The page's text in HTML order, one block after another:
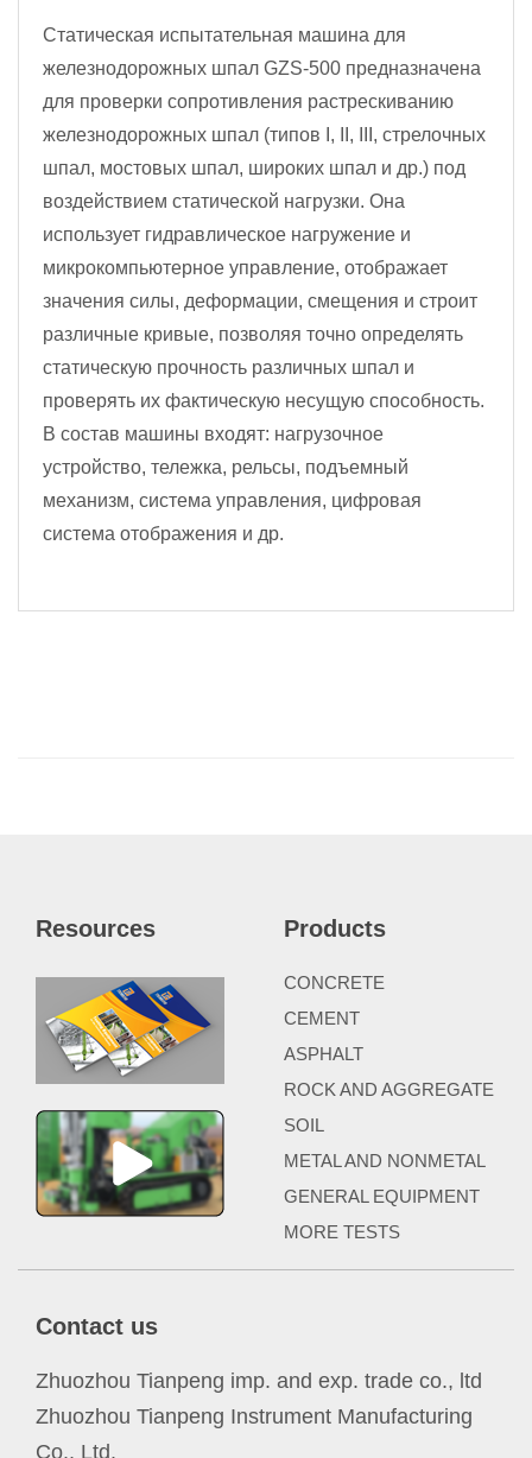
Статическая испытательная машина для
железнодорожных шпал GZS-500 предназначена
для проверки сопротивления растрескиванию
железнодорожных шпал (типов I, II, III, стрелочных
шпал, мостовых шпал, широких шпал и др.) под
воздействием статической нагрузки. Она
использует гидравлическое нагружение и
микрокомпьютерное управление, отображает
значения силы, деформации, смещения и строит
различные кривые, позволяя точно определять
статическую прочность различных шпал и
проверять их фактическую несущую способность.
В состав машины входят: нагрузочное
устройство, тележка, рельсы, подъемный
механизм, система управления, цифровая
система отображения и др.
Resources Products
CONCRETE
CEMENT
ASPHALT
ROCK AND AGGREGATE
SOIL
METAL AND NONMETAL
GENERAL EQUIPMENT
MORE TESTS
Contact us
Zhuozhou Tianpeng imp. and exp. trade co., ltd
Zhuozhou Tianpeng Instrument Manufacturing
Co., Ltd.